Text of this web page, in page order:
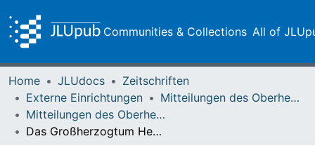
Communities & Collections All of
Home JLUdocs
Zeitschriften
Externe Einrichtungen
Mitteilungen des Oberhessischen Geschichtsvereins Gießen
Mitteilungen des Oberhessischen Geschichtsvereins Gießen Vol. 088 (2003)
Das Großherzogtum Hessen und sein historischer Verein